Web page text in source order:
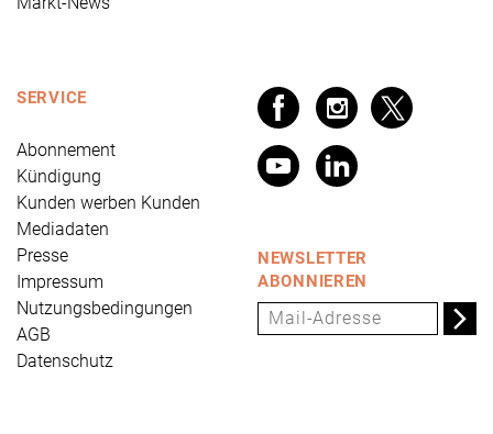
SERVICE
Abonnement
Kündigung
Kunden werben Kunden
Mediadaten
Presse
Impressum
Nutzungsbedingungen
AGB
Datenschutz
NEWSLETTER
ABONNIEREN